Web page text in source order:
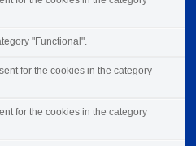
"Functional".
for the cookies in the category
for the cookies in the category